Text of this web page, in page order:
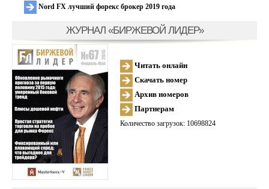
Nord FX лучший форекс брокер 2019 года
ЖУРНАЛ «БИРЖЕВОЙ ЛИДЕР»
Читать онлайн
Скачать номер
Архив номеров
Партнерам
Количество загрузок: 10698824